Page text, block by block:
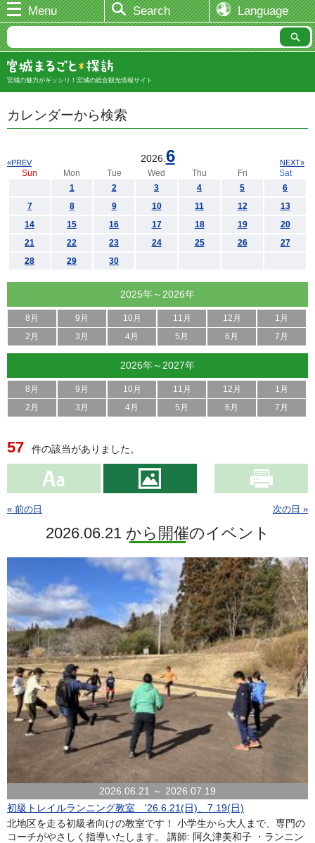
Menu Search Language
宮城の魅力がギッシリ！宮城の総合観光情報サイト
カレンダーから検索
2026. 6
«PREV NEXT»
Sun Mon Tue Wed Thu Fri
Sat
1
2 3 4 5
6
7
8 9 10 11 12
13
14
15 16 17 18 19
20
21
22 23 24 25 26
27
28
29 30
2025年～2026年
8月 9月 10月 11月 12月
1月
2月
3月 4月 5月 6月 7月
2026年～2027年
8月 9月 10月 11月 12月
1月
2月
3月 4月 5月 6月 7月
57 件の該当がありました。
« 前の日 次の日 »
2026.06.21 から開催のイベント
2026.06.21 ～ 2026.07.19
初級トレイルランニング教室 '26.6.21(日)、7.19(日)
北地区を走る初級者向けの教室です！ 小学生から大人まで、専門の
コーチがやさしく指導いたします。 講師: 阿久津美和子 ・ランニン